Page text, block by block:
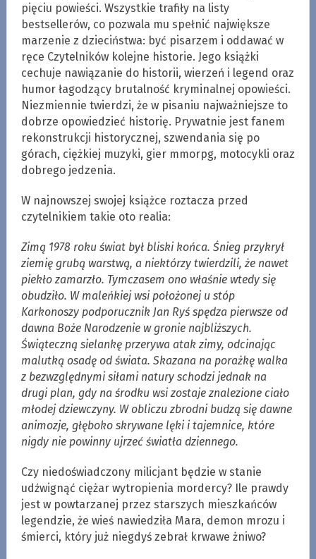
pięciu powieści. Wszystkie trafiły na listy
bestsellerów, co pozwala mu spełnić największe
marzenie z dzieciństwa: być pisarzem i oddawać w
ręce Czytelników kolejne historie. Jego książki
cechuje nawiązanie do historii, wierzeń i legend oraz
humor łagodzący brutalność kryminalnej opowieści.
Niezmiennie twierdzi, że w pisaniu najważniejsze to
dobrze opowiedzieć historię. Prywatnie jest fanem
rekonstrukcji historycznej, szwendania się po
górach, ciężkiej muzyki, gier mmorpg, motocykli oraz
dobrego jedzenia.
W najnowszej swojej książce roztacza przed
czytelnikiem takie oto realia:
Zimą 1978 roku świat był bliski końca. Śnieg przykrył
ziemię grubą warstwą, a niektórzy twierdzili, że nawet
piekło zamarzło. Tymczasem ono właśnie wtedy się
obudziło. W maleńkiej wsi położonej u stóp
Karkonoszy podporucznik Jan Ryś spędza pierwsze od
dawna Boże Narodzenie w gronie najbliższych.
Świąteczną sielankę przerywa atak zimy, odcinając
malutką osadę od świata. Skazana na porażkę walka
z bezwzględnymi siłami natury schodzi jednak na
drugi plan, gdy na środku wsi zostaje znalezione ciało
młodej dziewczyny. W obliczu zbrodni budzą się dawne
animozje, głęboko skrywane lęki i tajemnice, które
nigdy nie powinny ujrzeć światła dziennego.
Czy niedoświadczony milicjant będzie w stanie
udźwignąć ciężar wytropienia mordercy? Ile prawdy
jest w powtarzanej przez starszych mieszkańców
legendzie, że wieś nawiedziła Mara, demon mrozu i
śmierci, który już niegdyś zebrał krwawe żniwo?